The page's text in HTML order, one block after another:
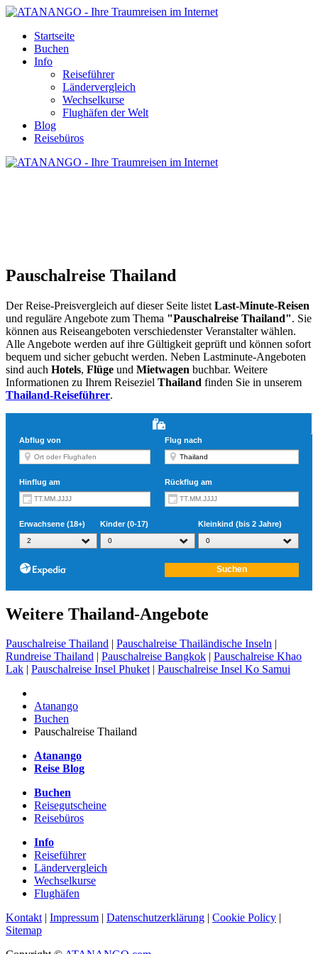
Startseite
Buchen
Info
Reiseführer
Ländervergleich
Wechselkurse
Flughäfen der Welt
Blog
Reisebüros
Pauschalreise Thailand
Der Reise-Preisvergleich auf dieser Seite listet Last-Minute-Reisen
und reguläre Angebote zum Thema "Pauschalreise Thailand". Sie
können aus Reiseangeboten verschiedenster Veranstalter wählen.
Alle Angebote werden auf ihre Gültigkeit geprüft und können sofort
bequem und sicher gebucht werden. Neben Lastminute-Angeboten
sind auch Hotels, Flüge und Mietwagen buchbar. Weitere
Informationen zu Ihrem Reiseziel Thailand finden Sie in unserem
Thailand-Reiseführer.
Weitere Thailand-Angebote
Pauschalreise Thailand | Pauschalreise Thailändische Inseln |
Rundreise Thailand | Pauschalreise Bangkok | Pauschalreise Khao
Lak | Pauschalreise Insel Phuket| Pauschalreise Insel Ko Samui
Atanango
Buchen
Pauschalreise Thailand
Atanango
Reise Blog
Buchen
Reisegutscheine
Reisebüros
Info
Reiseführer
Ländervergleich
Wechselkurse
Flughäfen
Kontakt| Impressum | Datenschutzerklärung | Cookie Policy |
Sitemap